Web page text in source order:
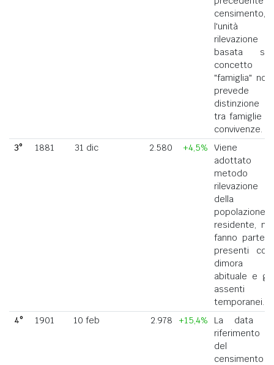
censimento,
l'unità di
rilevazione
basata sul
concetto di
"famiglia" non
prevede la
distinzione
tra famiglie e
convivenze.
3°
1881 31 dic 2.580 +4,5%
Viene
adottato il
metodo di
rilevazione
della
popolazione
residente, ne
fanno parte i
presenti con
dimora
abituale e gli
assenti
temporanei.
4°
1901 10 feb 2.978 +15,4%
La data di
riferimento
del
censimento